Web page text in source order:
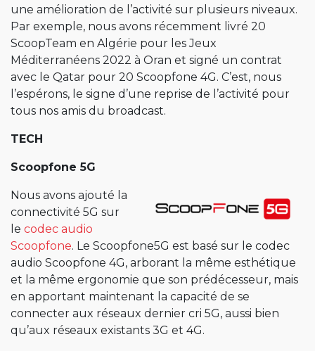
une amélioration de l’activité sur plusieurs niveaux.
Par exemple, nous avons récemment livré 20
ScoopTeam en Algérie pour les Jeux
Méditerranéens 2022 à Oran et signé un contrat
avec le Qatar pour 20 Scoopfone 4G. C’est, nous
l’espérons, le signe d’une reprise de l’activité pour
tous nos amis du broadcast.
TECH
Scoopfone 5G
Nous avons ajouté la
connectivité 5G sur
le codec audio
Scoopfone. Le Scoopfone5G est basé sur le codec
audio Scoopfone 4G, arborant la même esthétique
et la même ergonomie que son prédécesseur, mais
en apportant maintenant la capacité de se
connecter aux réseaux dernier cri 5G, aussi bien
qu’aux réseaux existants 3G et 4G.